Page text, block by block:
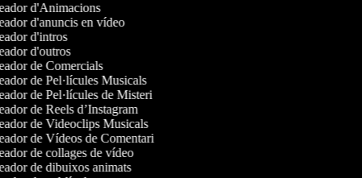
d'Animacions
d'anuncis en vídeo
d'intros
d'outros
de Comercials
de Pel·lícules Musicals
de Pel·lícules de Misteri
de Reels d’Instagram
de Videoclips Musicals
de Vídeos de Comentari
de collages de vídeo
de dibuixos animats